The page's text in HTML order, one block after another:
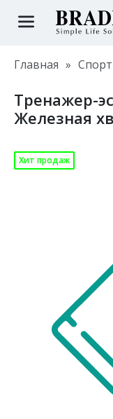
Главная »
Тренажер-
Железная
Хит продаж